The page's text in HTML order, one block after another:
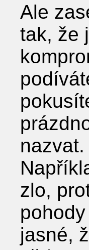
Ale
tak, že
zlo,
jasné,